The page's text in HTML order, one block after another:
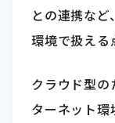
との連携な
環境で扱える
クラウド型
ターネット